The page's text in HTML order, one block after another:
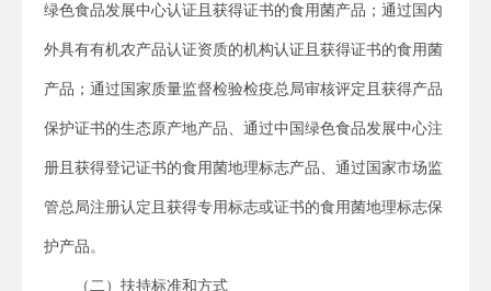
绿色食品发展中心认证且获得证书的食用菌产品；通过国内
外具有有机农产品认证资质的机构认证且获得证书的食用菌
产品；通过国家质量监督检验检疫总局审核评定且获得产品
保护证书的生态原产地产品、通过中国绿色食品发展中心注
册且获得登记证书的食用菌地理标志产品、通过国家市场监
管总局注册认定且获得专用标志或证书的食用菌地理标志保
护产品。
（二）扶持标准和方式